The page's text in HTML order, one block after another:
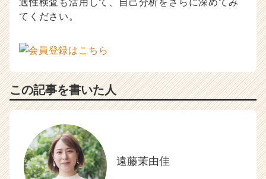
てください。
この記事を書いた人
遠藤茉由佳